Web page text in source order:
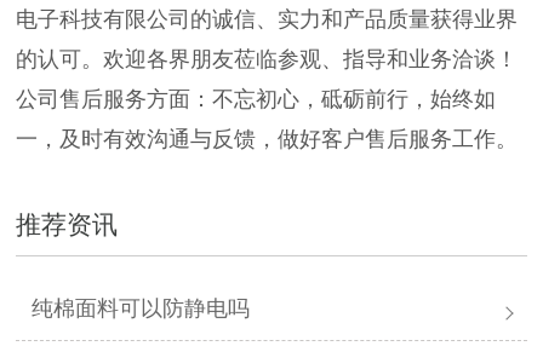
电子科技有限公司的诚信、实力和产品质量获得业界
的认可。欢迎各界朋友莅临参观、指导和业务洽谈！
公司售后服务方面：不忘初心，砥砺前行，始终如
一，及时有效沟通与反馈，做好客户售后服务工作。
推荐资讯
纯棉面料可以防静电吗